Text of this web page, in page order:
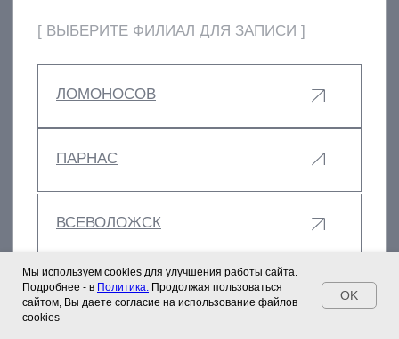
Мы используем cookies для улучшения работы сайта.
Подробнее - в Политика. Продолжая пользоваться
сайтом, Вы даете согласие на использование файлов
cookies
OK